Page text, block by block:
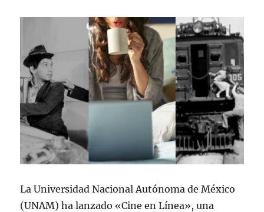
La Universidad Nacional Autónoma de México
(UNAM) ha lanzado «Cine en Línea», una